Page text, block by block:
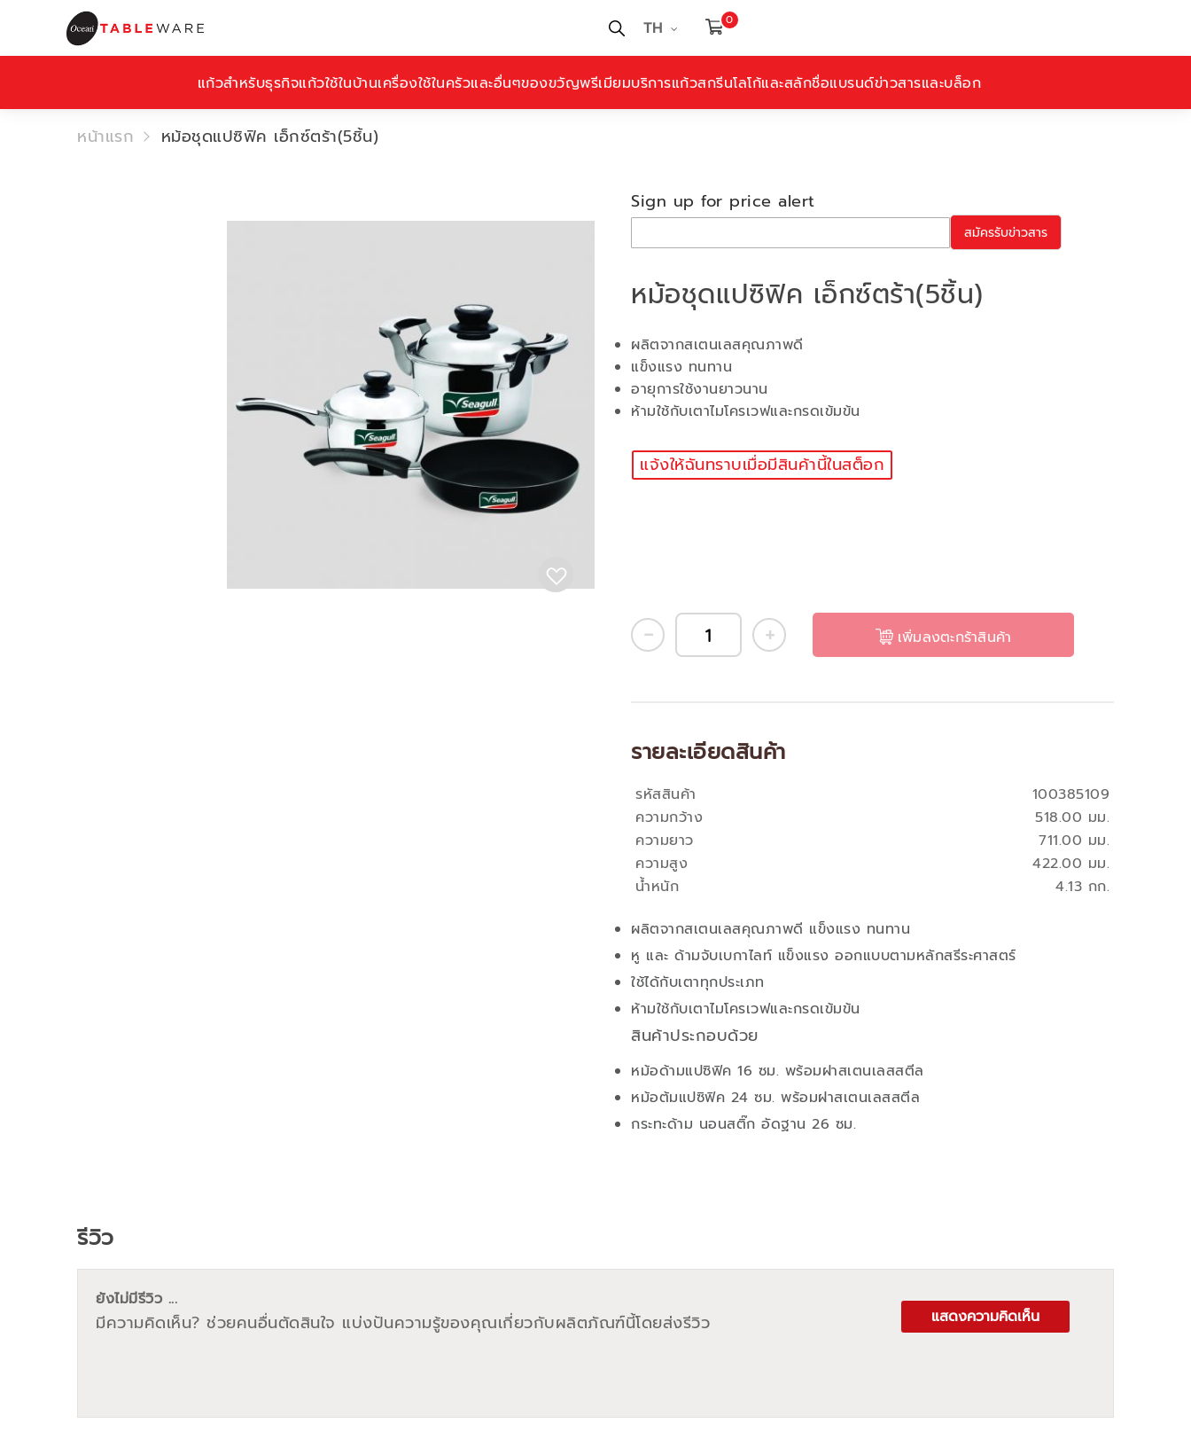
TH 0
แก้วสำหรับธุรกิจแก้วใช้ในบ้านเครื่องใช้ในครัวและอื่นๆของขวัญพรีเมียมบริการแก้วสกรีนโลโก้และสลักชื่อแบรนด์ข่าวสารและบล็อก
หน้าแรก หม้อชุดแปซิฟิค เอ็กซ์ตร้า(5ชิ้น)
หม้อชุดแปซิฟิค เอ็กซ์ตร้า(5ชิ้น)
ผลิตจากสเตนเลสคุณภาพดี
แข็งแรง ทนทาน
อายุการใช้งานยาวนาน
ห้ามใช้กับเตาไมโครเวฟและกรดเข้มข้น
Sign up for price alert
สมัครรับข่าวสาร
แจ้งให้ฉันทราบเมื่อมีสินค้านี้ในสต็อก
เพิ่มลงตะกร้าสินค้า
ผลิตจากสเตนเลสคุณภาพดี แข็งแรง ทนทาน
หู และ ด้ามจับเบกาไลท์ แข็งแรง ออกแบบตามหลักสรีระศาสตร์
ใช้ได้กับเตาทุกประเภท
ห้ามใช้กับเตาไมโครเวฟและกรดเข้มข้น
สินค้าประกอบด้วย
หม้อด้ามแปซิฟิค 16 ซม. พร้อมฝาสเตนเลสสตีล
หม้อต้มแปซิฟิค 24 ซม. พร้อมฝาสเตนเลสสตีล
กระทะด้าม นอนสติ๊ก อัดฐาน 26 ซม.
รายละเอียดสินค้า
คุณสมบัติ
ความสูง 422.00 มม.
รหัสสินค้า 100385109
น้ำหนัก 4.13 กก.
ความกว้าง
518.00 มม.
ความยาว
711.00 มม.
รีวิว
ยังไม่มีรีวิว ...
มีความคิดเห็น? ช่วยคนอื่นตัดสินใจ แบ่งปันความรู้ของคุณเกี่ยวกับผลิตภัณฑ์นี้โดยส่งรีวิว แสดงความคิดเห็น